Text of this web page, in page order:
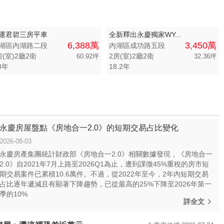
君碧三房平車
區內湖路二段
6,388萬
(室)2廳2衛 60.92坪
年
全新釋出永慶獨家WY...
內湖區成功路五段
3,450萬
2房(室)2廳2衛 32.36坪
18.2年
永慶房屋盤點《房地合一2.0》的短期交易占比變化
2026-08-03
永慶房產集團統計財政部《房地合一2.0》相關數據發現，《房地合一
2.0》自2021年7月上路至2026Q1為止，遭到課徵45%重稅的房市短
期交易案件已累積10.6萬件。不過，從2022年至今，2年內短期交易
占比逐年遞減且有顯著下降趨勢，已從最高的25%下降至2026年第一
季的10%
詳全文